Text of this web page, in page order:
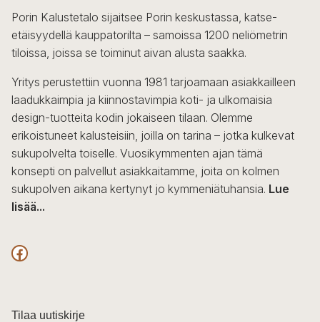
Porin Kalustetalo sijaitsee Porin keskustassa, katse-
etäisyydellä kauppatorilta – samoissa 1200 neliömetrin
tiloissa, joissa se toiminut aivan alusta saakka.
Yritys perustettiin vuonna 1981 tarjoamaan asiakkailleen
laadukkaimpia ja kiinnostavimpia koti- ja ulkomaisia
design-tuotteita kodin jokaiseen tilaan. Olemme
erikoistuneet kalusteisiin, joilla on tarina – jotka kulkevat
sukupolvelta toiselle. Vuosikymmenten ajan tämä
konsepti on palvellut asiakkaitamme, joita on kolmen
sukupolven aikana kertynyt jo kymmeniätuhansia. Lue
lisää...
F
c
Tilaa uutiskirje